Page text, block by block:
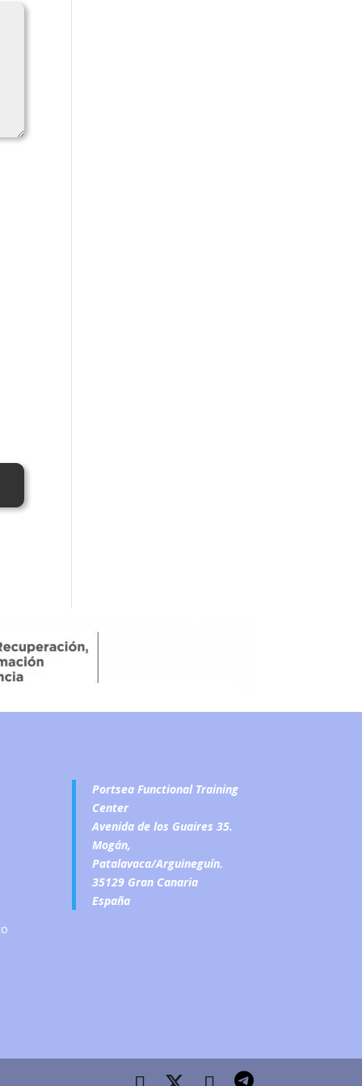
Portsea Functional Training
Center
Avenida de los Guaires 35.
Mogán,
Patalavaca/Arguineguín.
35129 Gran Canaria
España